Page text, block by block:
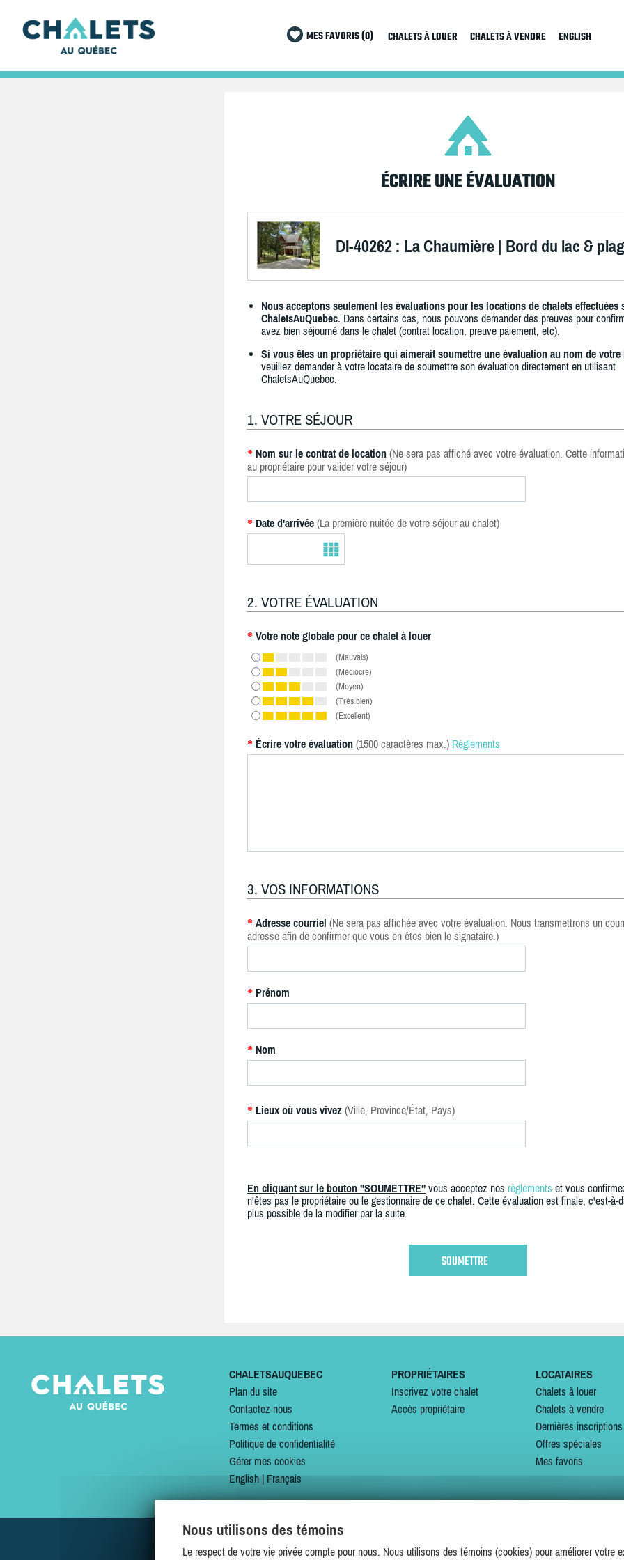
MES FAVORIS (0) CHALETS À LOUER CHALETS À VENDRE ENGLISH
ÉCRIRE UNE ÉVALUATION
DI-40262 : La Chaumière | Bord du lac &
Nous acceptons seulement les évaluations pour les locations de chalets effectuées
ChaletsAuQuebec. Dans certains cas, nous pouvons demander des preuves pour
avez bien séjourné dans le chalet (contrat location, preuve paiement, etc).
Si vous êtes un propriétaire qui aimerait soumettre une évaluation au nom de votre
veuillez demander à votre locataire de soumettre son évaluation directement en utilisant
ChaletsAuQuebec.
1. VOTRE SÉJOUR
* Nom sur le contrat de location (Ne sera pas affiché avec votre évaluation. Cette
au propriétaire pour valider votre séjour)
* Date d'arrivée (La première nuitée de votre séjour au chalet)
2. VOTRE ÉVALUATION
* Votre note globale pour ce chalet à louer
(Mauvais)
(Médiocre)
(Moyen)
(Très bien)
(Excellent)
* Écrire votre évaluation (1500 caractères max.) Règlements
3. VOS INFORMATIONS
* Adresse courriel (Ne sera pas affichée avec votre évaluation. Nous transmettrons un
adresse afin de confirmer que vous en êtes bien le signataire.)
* Prénom
* Nom
* Lieux où vous vivez (Ville, Province/État, Pays)
En cliquant sur le bouton "SOUMETTRE" vous acceptez nos règlements et vous
n'êtes pas le propriétaire ou le gestionnaire de ce chalet. Cette évaluation est finale, c'est-à-
plus possible de la modifier par la suite.
CHALETSAUQUEBEC
Plan du site
Contactez-nous
Termes et conditions
Politique de confidentialité
Gérer mes cookies
English|Français
PROPRIÉTAIRES
Inscrivez votre chalet
Accès propriétaire
LOCATAIRES
Chalets à louer
Chalets à vendre
Dernières inscriptions
Offres spéciales
Mes favoris
SUIVEZ-NOUS SUR
Nous utilisons des témoins
Le respect de votre vie privée compte pour nous. Nous utilisons des témoins (cookies) pour améliorer votre